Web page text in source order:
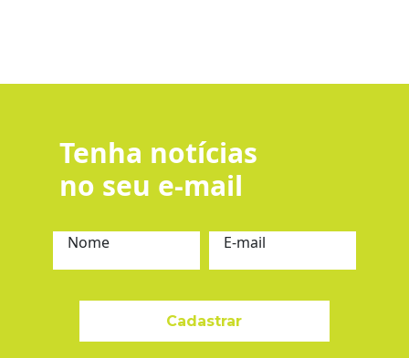
Tenha notícias
no seu e-mail
Nome E-mail
Cadastrar